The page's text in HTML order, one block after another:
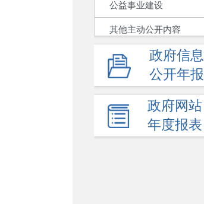
公益事业建设
其他主动公开内容
养老服务领域政府信息
公开年报
政府网站
年度报表